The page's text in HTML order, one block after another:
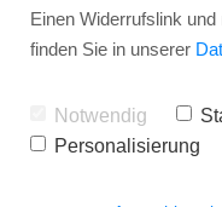
QR-
Akademie
Einen Widerrufslink
finden Sie in unserer
Notwendig
Personalisierung